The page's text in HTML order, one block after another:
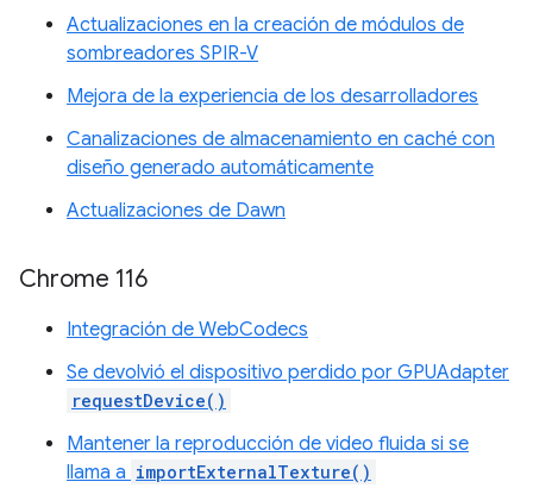
Actualizaciones en la creación de módulos de
sombreadores SPIR-V
Mejora de la experiencia de los desarrolladores
Canalizaciones de almacenamiento en caché con
diseño generado automáticamente
Actualizaciones de Dawn
Chrome 116
Integración de WebCodecs
Se devolvió el dispositivo perdido por GPUAdapter
requestDevice()
Mantener la reproducción de video fluida si se
llama a importExternalTexture()